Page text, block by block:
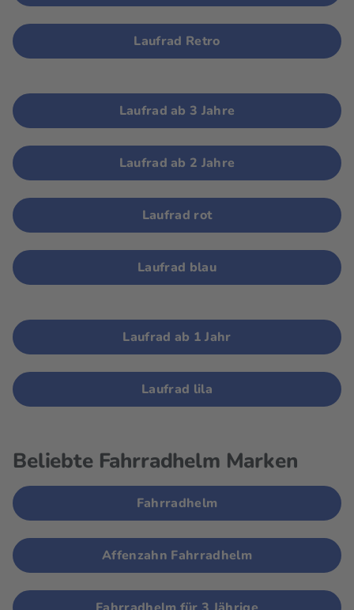
Laufrad Retro
Laufrad ab 3 Jahre
Laufrad ab 2 Jahre
Laufrad rot
Laufrad blau
Laufrad ab 1 Jahr
Laufrad lila
Beliebte Fahrradhelm Marken
Fahrradhelm
Affenzahn Fahrradhelm